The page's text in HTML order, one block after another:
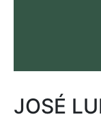
JOSÉ